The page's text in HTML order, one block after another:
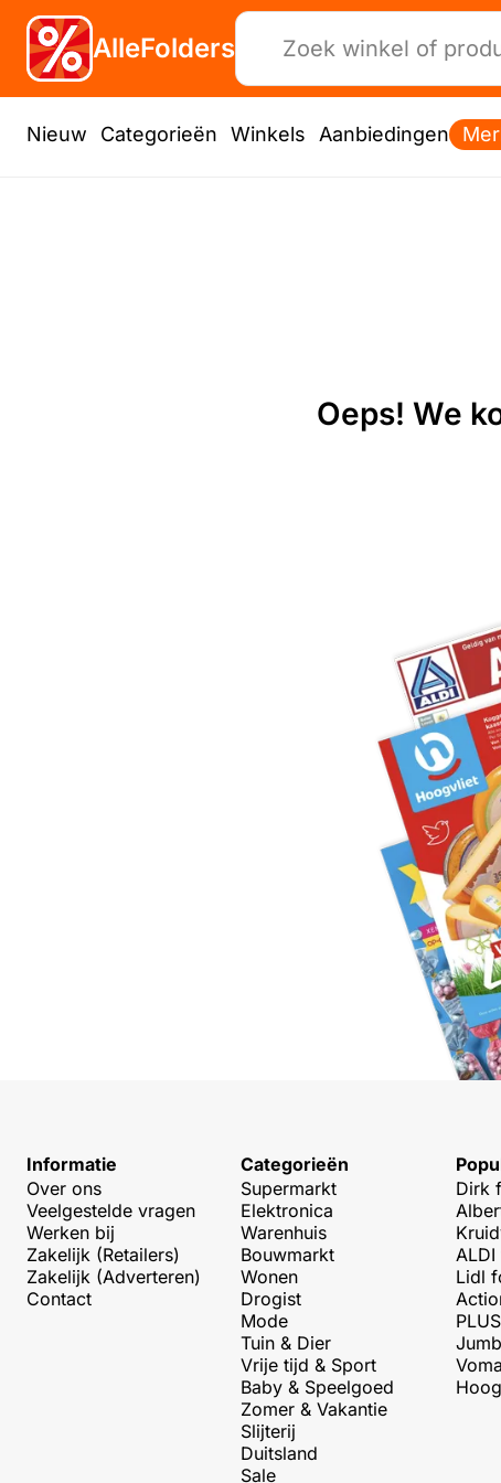
AlleFolders
Nieuw Categorieën Winkels Aanbiedingen
Oeps! We
Informatie
Over ons
Veelgestelde vragen
Werken bij
Zakelijk (Retailers)
Zakelijk (Adverteren)
Contact
Categorieën
Supermarkt
Elektronica
Warenhuis
Bouwmarkt
Wonen
Drogist
Mode
Tuin & Dier
Vrije tijd & Sport
Baby & Speelgoed
Zomer & Vakantie
Slijterij
Duitsland
Sale
Dirk
Lidl